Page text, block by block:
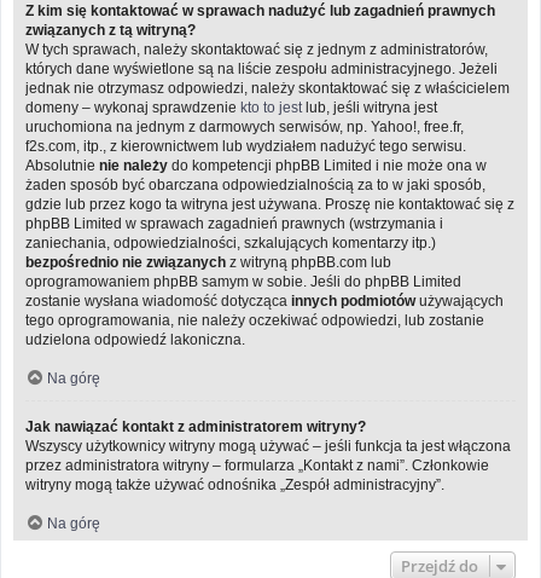
Z kim się kontaktować w sprawach nadużyć lub zagadnień prawnych
związanych z tą witryną?
W tych sprawach, należy skontaktować się z jednym z administratorów,
których dane wyświetlone są na liście zespołu administracyjnego. Jeżeli
jednak nie otrzymasz odpowiedzi, należy skontaktować się z właścicielem
domeny – wykonaj sprawdzenie kto to jest lub, jeśli witryna jest
uruchomiona na jednym z darmowych serwisów, np. Yahoo!, free.fr,
f2s.com, itp., z kierownictwem lub wydziałem nadużyć tego serwisu.
Absolutnie nie należy do kompetencji phpBB Limited i nie może ona w
żaden sposób być obarczana odpowiedzialnością za to w jaki sposób,
gdzie lub przez kogo ta witryna jest używana. Proszę nie kontaktować się z
phpBB Limited w sprawach zagadnień prawnych (wstrzymania i
zaniechania, odpowiedzialności, szkalujących komentarzy itp.)
bezpośrednio nie związanych z witryną phpBB.com lub
oprogramowaniem phpBB samym w sobie. Jeśli do phpBB Limited
zostanie wysłana wiadomość dotycząca innych podmiotówużywających
tego oprogramowania, nie należy oczekiwać odpowiedzi, lub zostanie
udzielona odpowiedź lakoniczna.
Na górę
Jak nawiązać kontakt z administratorem witryny?
Wszyscy użytkownicy witryny mogą używać – jeśli funkcja ta jest włączona
przez administratora witryny – formularza „Kontakt z nami”. Członkowie
witryny mogą także używać odnośnika „Zespół administracyjny”.
Na górę
Przejdź do